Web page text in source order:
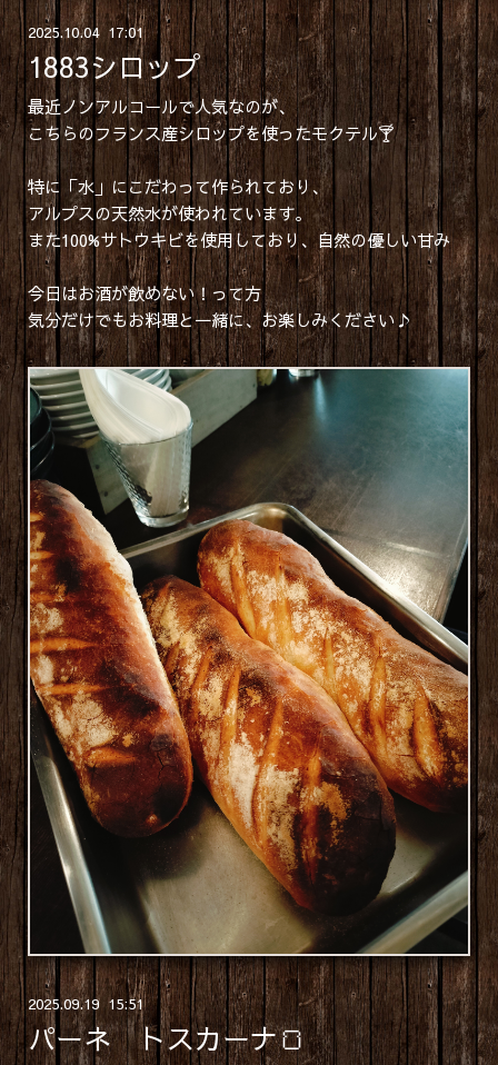
2025.10.04 17:01
1883シロップ
最近ノンアルコールで人気なのが、
こちらのフランス産シロップを使ったモクテル🍸
特に「水」にこだわって作られており、
アルプスの天然水が使われています。
また100%サトウキビを使用しており、自然の優しい甘み
今日はお酒が飲めない！って方
気分だけでもお料理と一緒に、お楽しみください♪
2025.09.19 15:51
パーネ トスカーナ🍞